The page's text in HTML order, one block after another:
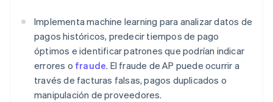
Implementa machine learning para analizar datos de
pagos históricos, predecir tiempos de pago
óptimos e identificar patrones que podrían indicar
errores o fraude. El fraude de AP puede ocurrir a
través de facturas falsas, pagos duplicados o
manipulación de proveedores.